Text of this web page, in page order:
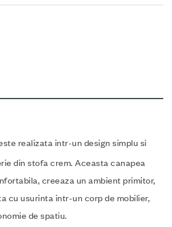
realizata intr-un design simplu si
din stofa crem. Aceasta canapea
creeaza un ambient primitor,
cu usurinta intr-un corp de mobilier,
de spatiu.